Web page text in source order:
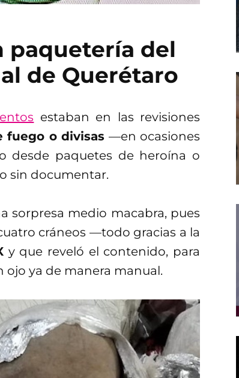
paquetería del
de Querétaro
estaban en las revisiones
fuego o divisas —en ocasiones
desde paquetes de heroína o
sin documentar.
sorpresa medio macabra, pues
cráneos —todo gracias a la
y que reveló el contenido, para
ojo ya de manera manual.